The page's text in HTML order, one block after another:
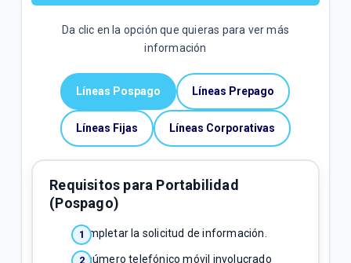
Da clic en la opción que quieras para ver más
información
Líneas Pospago Líneas Prepago
Líneas Fijas Líneas Corporativas
Requisitos para Portabilidad
(Pospago)
Completar la solicitud de información.
El número telefónico móvil involucrado